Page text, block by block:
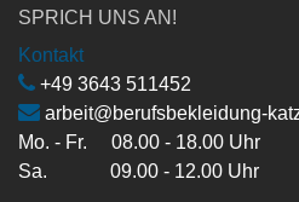
SPRICH UNS AN!
Kontakt
+49 3643 511452
arbeit@berufsbekleidung-
Mo. - Fr. 08.00 - 18.00 Uhr
Sa. 09.00 - 12.00 Uhr